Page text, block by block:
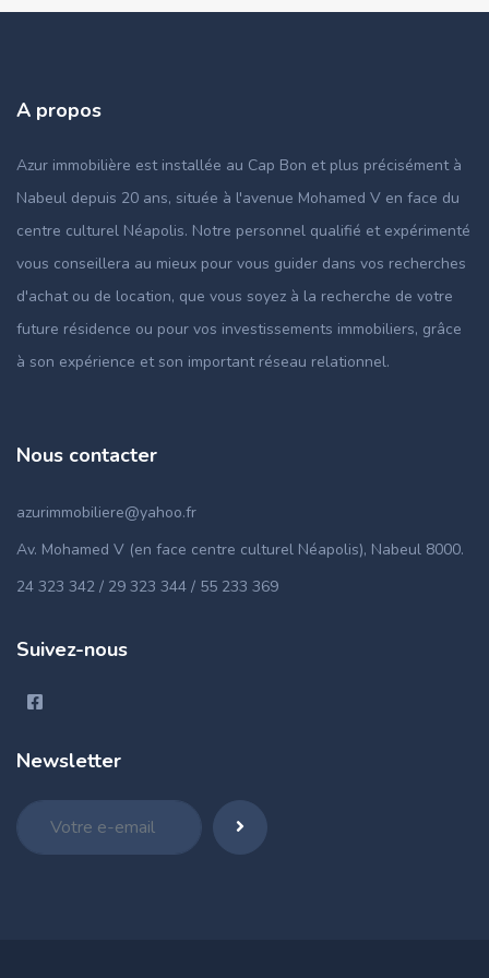
A propos
Azur immobilière est installée au Cap Bon et plus précisément à
Nabeul depuis 20 ans, située à l'avenue Mohamed V en face du
centre culturel Néapolis. Notre personnel qualifié et expérimenté
vous conseillera au mieux pour vous guider dans vos recherches
d'achat ou de location, que vous soyez à la recherche de votre
future résidence ou pour vos investissements immobiliers, grâce
à son expérience et son important réseau relationnel.
Nous contacter
azurimmobiliere@yahoo.fr
Av. Mohamed V (en face centre culturel Néapolis), Nabeul 8000.
24 323 342 / 29 323 344 / 55 233 369
Suivez-nous
Newsletter